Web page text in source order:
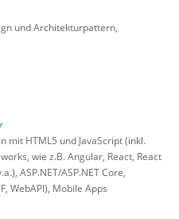
und Architekturpattern,
mit HTML5 und JavaScript (inkl.
wie z.B. Angular, React, React
ASP.NET/ASP.NET Core,
WebAPI), Mobile Apps